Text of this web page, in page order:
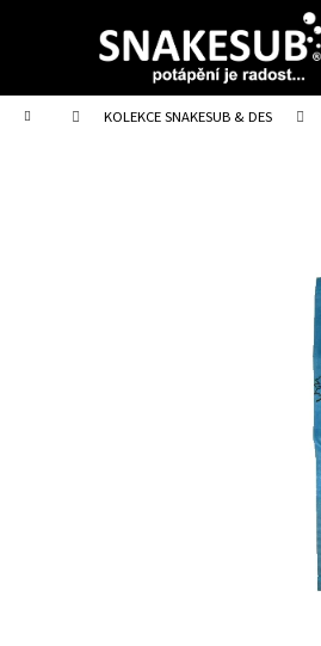
Domů KOLEKCE SNAKESUB & DES
í
Zpět
do
Zpět
do
POTÁPĚČSKÁ MASKA